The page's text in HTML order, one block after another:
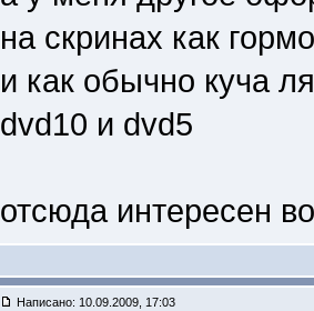
на скринах как
и как обычно куча
dvd10 и dvd5
отсюда интересен
Написано: 10.09.2009, 17:03